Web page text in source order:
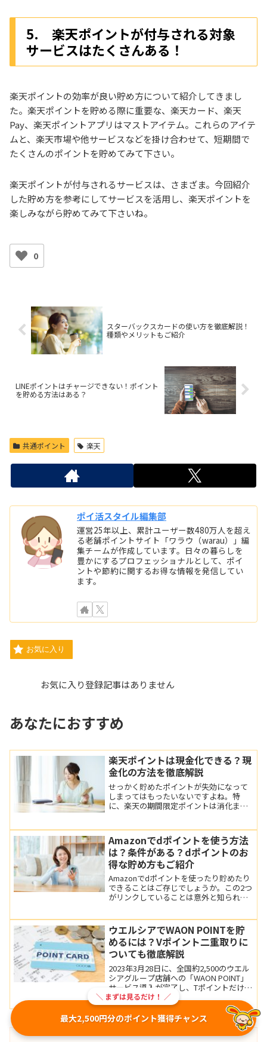
5. 楽天ポイントが付与される対象
サービスはたくさんある！
楽天ポイントの効率が良い貯め方について紹介してきまし
た。楽天ポイントを貯める際に重要な、楽天カード、楽天
Pay、楽天ポイントアプリはマストアイテム。これらのアイテ
ムと、楽天市場や他サービスなどを掛け合わせて、短期間で
たくさんのポイントを貯めてみて下さい。
楽天ポイントが付与されるサービスは、さまざま。今回紹介
した貯め方を参考にしてサービスを活用し、楽天ポイントを
楽しみながら貯めてみて下さいね。
0
＼ まずは見るだけ！ ／
最大2,500円分のポイント獲得チャンス
スターバックスカードの使い方を徹底解説！
種類やメリットもご紹介
LINEポイントはチャージできない！ポイント
を貯める方法はある？
共通ポイント 楽天
ポイ活スタイル編集部
運営25年以上、累計ユーザー数480万人を超え
る老舗ポイントサイト「ワラウ（warau）」編
集チームが作成しています。日々の暮らしを
豊かにするプロフェッショナルとして、ポイ
ントや節約に関するお得な情報を発信してい
ます。
お気に入り
お気に入り登録記事はありません
あなたにおすすめ
楽天ポイントは現金化できる？現
金化の方法を徹底解説
せっかく貯めたポイントが失効になって
しまってはもったいないですよね。特
に、楽天の期間限定ポイントは消化まで
ントを現金化する方法について詳しく解
説します。
Amazonでdポイントを使う方法
は？条件がある？dポイントのお
得な貯め方もご紹介
Amazonでdポイントを使ったり貯めたり
できることはご存じでしょうか。この2つ
がリンクしていることは意外と知られて
Amazonでdポイントを使う方法や貯める
方法を紹介します。
ウエルシアでWAON POINTを貯
めるには？Vポイント二重取りに
ついても徹底解説
2023年3月28日に、全国約2,500のウエル
シアグループ店舗への「WAON POINT」
サービス導入が完了し、Tポイントだけで
なくWAON POINTも貯めたり使ったりで
きるようになりました。この記事では、
WAON POINTの貯め方や、Tポイントとの
二重取りの方法、お得なポイントの使い
方について説明します。